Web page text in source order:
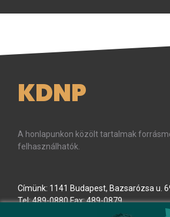
KDNP
A honlapunkon közölt tartalmak
felhasználhatók.
Címünk: 1141 Budapest, Bazsarózsa u.
Tel: 489-0880 Fax: 489-0879
hu